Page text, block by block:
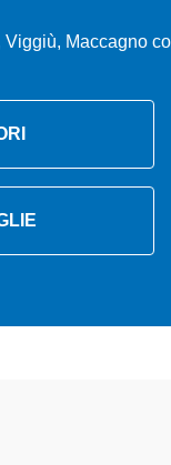
Maccagno